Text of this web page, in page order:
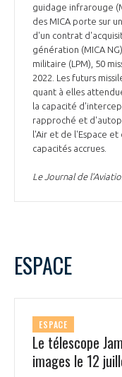
guidage infrarouge
des MICA porte sur
d'un contrat
génération (MICA
militaire (LPM), 50
2022. Les futurs
quant à elles
la capacité
rapproché et
l'Air et de l'Espace
capacités accrues.
Le Journal de
ESPACE
ESPACE
Le télescope
images le 12